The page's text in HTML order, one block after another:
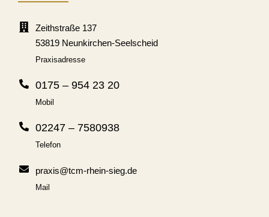
Zeithstraße 137
53819 Neunkirchen-Seelscheid
Praxisadresse
0175 – 954 23 20
Mobil
02247 – 7580938
Telefon
praxis@tcm-rhein-sieg.de
Mail